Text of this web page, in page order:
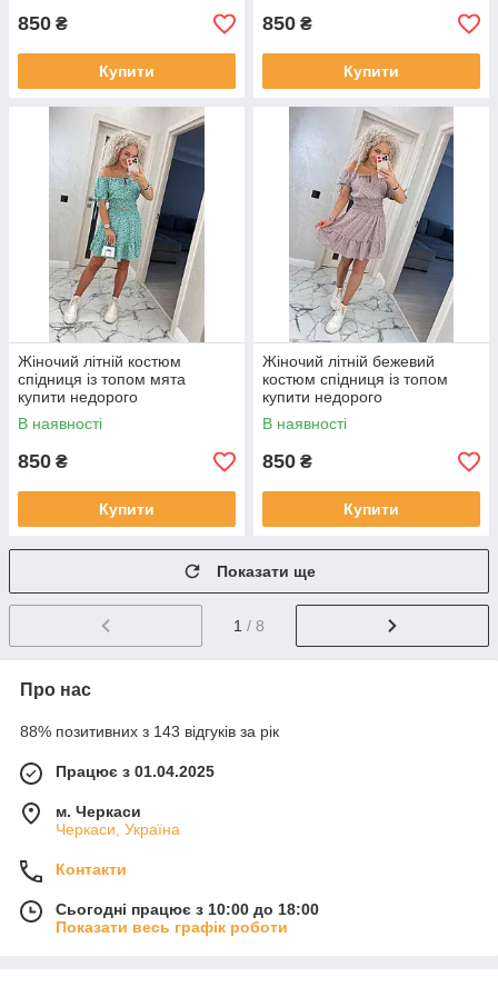
850 ₴
Купити
850 ₴
Купити
Жіночий літній костюм
спідниця із топом мята
купити недорого
В наявності
850 ₴
Купити
Жіночий літній бежевий
костюм спідниця із топом
купити недорого
В наявності
850 ₴
Купити
Показати ще
1 / 8
Про нас
88% позитивних з 143 відгуків за рік
Працює з 01.04.2025
м. Черкаси
Черкаси, Україна
Контакти
Сьогодні працює з 10:00 до 18:00
Показати весь графік роботи